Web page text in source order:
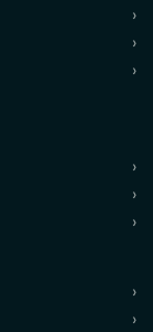
›
›
›
›
›
›
›
›